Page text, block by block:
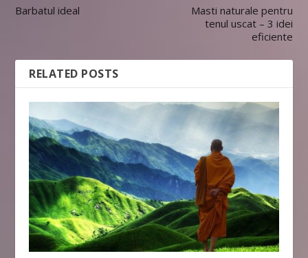
Barbatul ideal
Masti naturale pentru
tenul uscat – 3 idei
eficiente
RELATED POSTS